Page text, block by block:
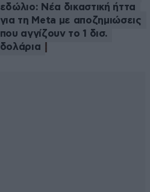
εδώλιο: Νέα δικαστική ήττα
για τη Meta με αποζημιώσεις
που αγγίζουν το 1 δισ.
δολάρια